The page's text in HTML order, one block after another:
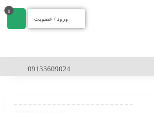
ورود / عضویت
0
09133609024